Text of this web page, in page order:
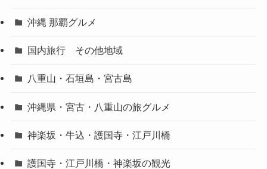
沖縄 那覇グルメ
国内旅行 その他地域
八重山・石垣島・宮古島
沖縄県・宮古・八重山の旅グルメ
神楽坂・牛込・護国寺・江戸川橋
護国寺・江戸川橋・神楽坂の観光